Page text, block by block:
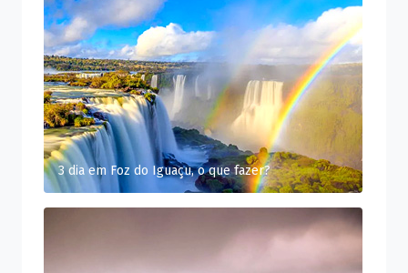
3 dia em Foz do Iguaçu, o que fazer?